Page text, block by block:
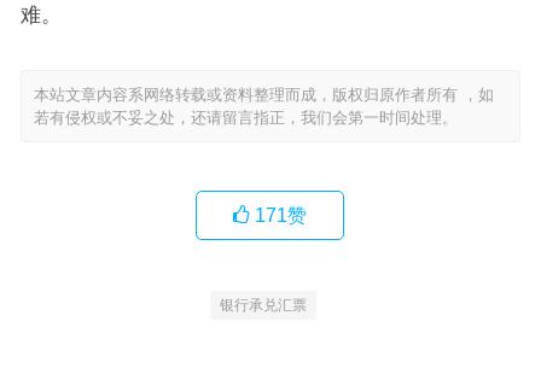
难。
本站文章内容系网络转载或资料整理而成，版权归原作者所有 ，如
若有侵权或不妥之处，还请留言指正，我们会第一时间处理。
171赞
银行承兑汇票